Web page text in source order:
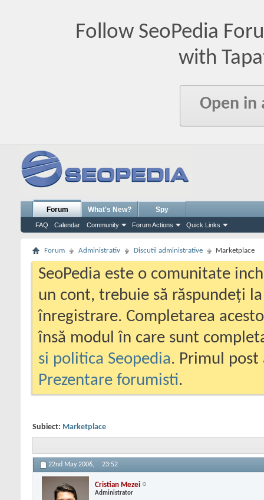
Follow SeoPedia
with
Open in
Forum
FAQ Calendar Community Forum Actions Quick Links
What's New? Spy
Forum Administrativ Discutii administrative Marketplace
SeoPedia este o comunitate
un cont, trebuie să răspundeți
înregistrare. Completarea
însă modul în care sunt
si politica Seopedia. Primul
Prezentare forumisti.
Subiect: Marketplace
22nd May 2006, 23:52
Cristian Mezei
Administrator